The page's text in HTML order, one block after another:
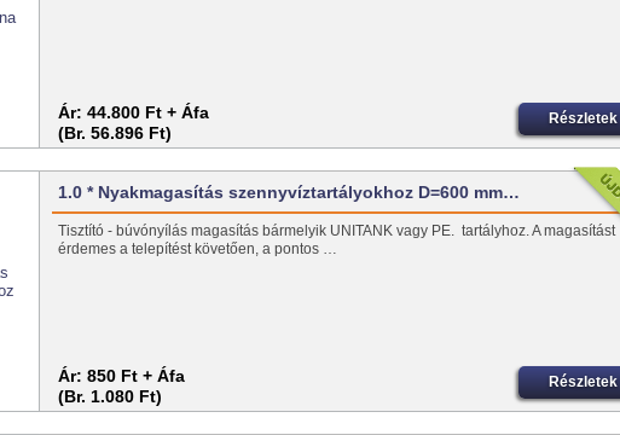
Ár: 44.800 Ft + Áfa
(Br. 56.896 Ft)
Részletek
1.0 * Nyakmagasítás szennyvíztartályokhoz D=600 mm…
Tisztító - búvónyílás magasítás bármelyik UNITANK vagy PE. tartályhoz. A magasítást
érdemes a telepítést követően, a pontos …
Ár: 850 Ft + Áfa
(Br. 1.080 Ft)
Részletek